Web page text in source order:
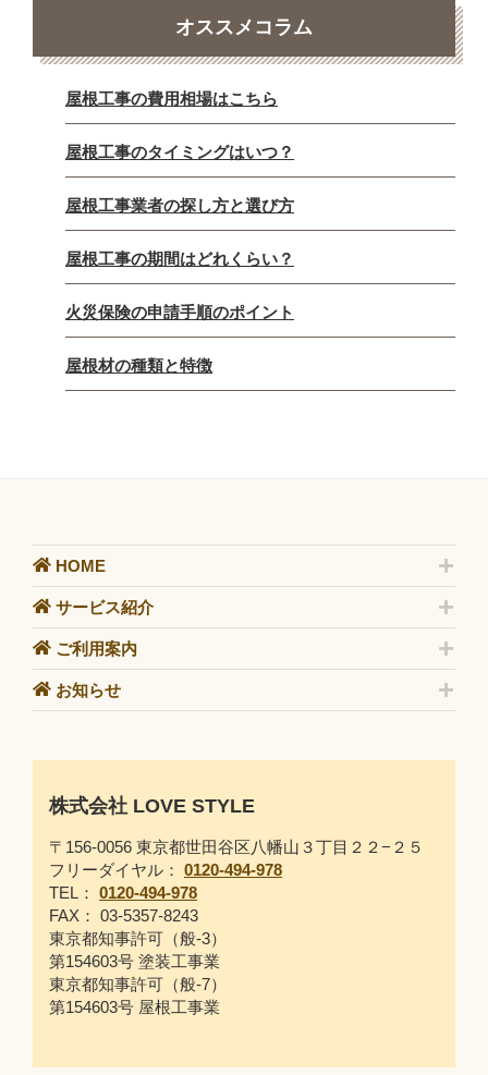
オススメコラム
屋根工事の費用相場はこちら
屋根工事のタイミングはいつ？
屋根工事業者の探し方と選び方
屋根工事の期間はどれくらい？
火災保険の申請手順のポイント
屋根材の種類と特徴
HOME
サービス紹介
ご利用案内
お知らせ
株式会社 LOVE STYLE
〒156-0056 東京都世田谷区八幡山３丁目２２−２５
フリーダイヤル： 0120-494-978
TEL： 0120-494-978
FAX： 03-5357-8243
東京都知事許可（般-3）
第154603号 塗装工事業
東京都知事許可（般-7）
第154603号 屋根工事業